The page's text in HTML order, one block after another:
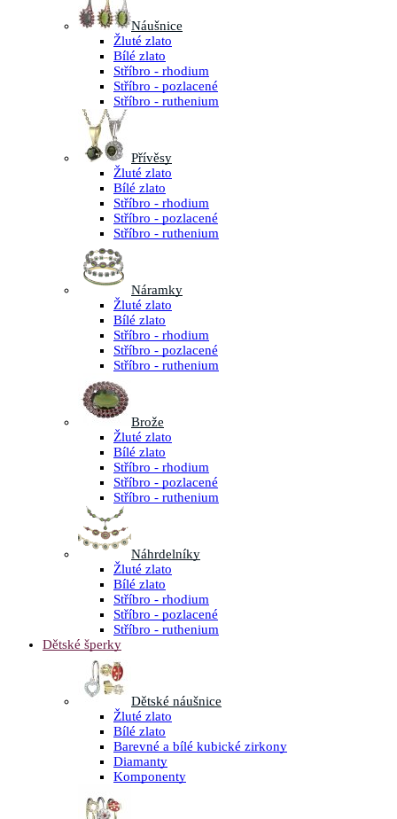
Náušnice
Žluté zlato
Bílé zlato
Stříbro - rhodium
Stříbro - pozlacené
Stříbro - ruthenium
Přívěsy
Žluté zlato
Bílé zlato
Stříbro - rhodium
Stříbro - pozlacené
Stříbro - ruthenium
Náramky
Žluté zlato
Bílé zlato
Stříbro - rhodium
Stříbro - pozlacené
Stříbro - ruthenium
Brože
Žluté zlato
Bílé zlato
Stříbro - rhodium
Stříbro - pozlacené
Stříbro - ruthenium
Náhrdelníky
Žluté zlato
Bílé zlato
Stříbro - rhodium
Stříbro - pozlacené
Stříbro - ruthenium
Dětské šperky
Dětské náušnice
Žluté zlato
Bílé zlato
Barevné a bílé kubické zirkony
Diamanty
Komponenty